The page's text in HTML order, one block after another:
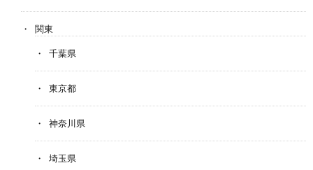
関東
千葉県
東京都
神奈川県
埼玉県